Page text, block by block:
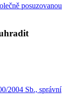
posuzovanou
2004 Sb., správní